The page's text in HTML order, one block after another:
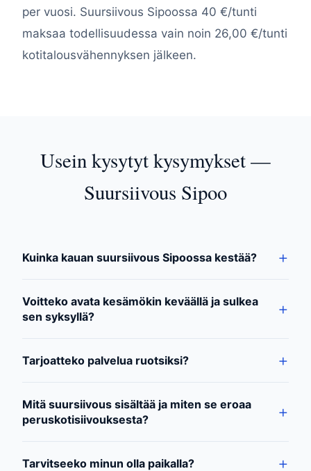
per vuosi. Suursiivous Sipoossa 40 €/tunti
maksaa todellisuudessa vain noin 26,00 €/tunti
kotitalousvähennyksen jälkeen.
Usein kysytyt kysymykset —
Suursiivous Sipoo
Kuinka kauan suursiivous Sipoossa kestää?
Voitteko avata kesämökin keväällä ja sulkea
sen syksyllä?
Tarjoatteko palvelua ruotsiksi?
Mitä suursiivous sisältää ja miten se eroaa
peruskotisiivouksesta?
Tarvitseeko minun olla paikalla?